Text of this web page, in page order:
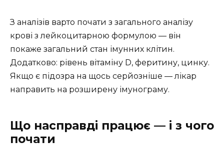
З аналізів варто почати з загального аналізу
крові з лейкоцитарною формулою — він
покаже загальний стан імунних клітин.
Додатково: рівень вітаміну D, феритину, цинку.
Якщо є підозра на щось серйозніше — лікар
направить на розширену імунограму.
Що насправді працює — і з чого
почати